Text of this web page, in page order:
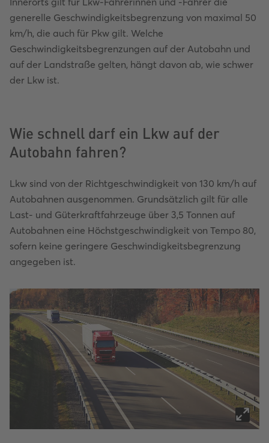
generelle Geschwindigkeitsbegrenzung von maximal 50
km/h, die auch für Pkw gilt. Welche
Geschwindigkeitsbegrenzungen auf der Autobahn und
auf der Landstraße gelten, hängt davon ab, wie schwer
der Lkw ist.
Wie schnell darf ein Lkw auf der
Autobahn fahren?
Lkw sind von der Richtgeschwindigkeit von 130 km/h auf
Autobahnen ausgenommen. Grundsätzlich gilt für alle
Last- und Güterkraftfahrzeuge über 3,5 Tonnen auf
Autobahnen eine Höchstgeschwindigkeit von Tempo 80,
sofern keine geringere Geschwindigkeitsbegrenzung
angegeben ist.